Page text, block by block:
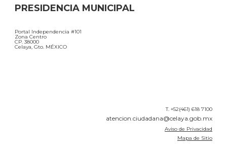
PRESIDENCIA MUNICIPAL
Portal Independencia #101
Zona Centro
CP. 38000
Celaya, Gto. MÉXICO
T. +52(461) 618 7100
atencion.ciudadana@celaya.gob.mx
Aviso de Privacidad
Mapa de Sitio